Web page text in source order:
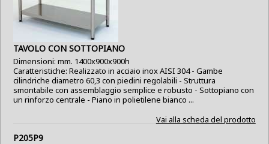
TAVOLO CON SOTTOPIANO
Dimensioni: mm. 1400x900x900h
Caratteristiche: Realizzato in acciaio inox AISI 304 - Gambe
cilindriche diametro 60,3 con piedini regolabili - Struttura
smontabile con assemblaggio semplice e robusto - Sottopiano con
un rinforzo centrale - Piano in polietilene bianco ...
Vai alla scheda del prodotto
P205P9